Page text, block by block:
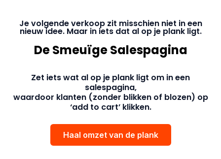
Je volgende verkoop zit misschien niet in een
nieuw idee. Maar in iets dat al op je plank ligt.
De Smeuïge Salespagina
Zet iets wat al op je plank ligt om in een
salespagina,
waardoor klanten (zonder blikken of blozen) op
‘add to cart’ klikken.
Haal omzet van de plank